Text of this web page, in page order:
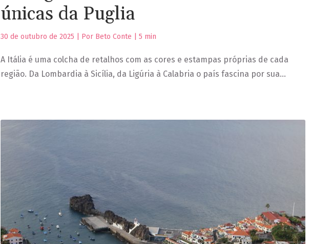
únicas da Puglia
30 de outubro de 2025 | Por Beto Conte | 5 min
A Itália é uma colcha de retalhos com as cores e estampas próprias de cada
região. Da Lombardia à Sicília, da Ligúria à Calabria o país fascina por sua…